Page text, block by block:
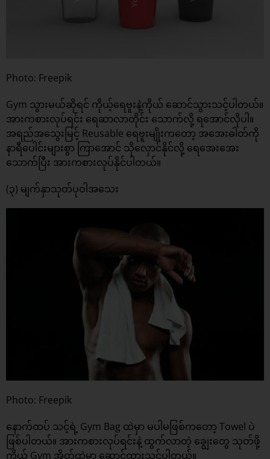
Photo: Freepik
Gym သွားမယ်ဆိုရင် ကိုယ့်ရေဗူးနဲ့ကိုယ် ဆောင်သွားသင့်ပါတယ်။
အားကစားလုပ်ရင်း ရေဆာလာတိုင်း သောက်လို့ ရအောင်လိုပါ။
အရည်အသွေးမြင့် Reusable ရေဗူးမျိုးကတော့ အအေးဓါတ်ကို
နာရီပေါင်းများစွာ ကြာအောင် သိုလှောင်နိုင်လို့ ရေအေးအေး
သောက်ပြီး အားကစားလုပ်နိုင်ပါတယ်။
(၃) မျက်နှာသုတ်ပုဝါအသေး
Photo: Freepik
နောက်ထပ် သင့်ရဲ့ Gym Bag ထဲမှာ မပါမဖြစ်ကတော့ Towel ပဲ
ဖြစ်ပါတယ်။ အားကစားလုပ်ရင်းနဲ့ ထွက်လာတဲ့ ချွေးတွေ သုတ်ဖို့
ကိုယ့် Gym အိတ်ထဲမှာ ဆောင်ထားသင့်ပါတယ်။